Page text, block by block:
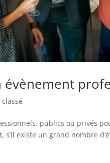
publics ou privés
existe un grand nombre